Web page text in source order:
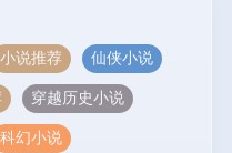
小说推荐 仙侠小说
穿越历史小说
科幻小说